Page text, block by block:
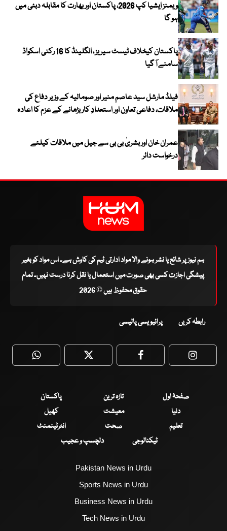
ویمنز ایشیا کپ 2026، پاکستان اور بھارت کا مقابلہ دبئی میں
ہو گا
پاکستان کیخلاف ٹیسٹ سیریز ، انگلینڈ کا 16 رکنی اسکواڈ
سامنے آ گیا
فیلڈ مارشل سید عاصم منیر اور صومالیہ کے وزیر دفاع کی
ملاقات، دفاعی تعاون اور استعدادِ کار بڑھانے کے عزم کا اعادہ
عمران خان اور بشریٰ بی بی سے جیل میں ملاقات کیلئے
درخواست دائر
ہم نیوز پر شائع یا نشر ہونے والا مواد ادارتی ٹیم کی کاوش ہے۔ اس مواد کو بغیر
پیشگی اجازت کسی بھی صورت میں استعمال یا نقل کرنا درست نہیں۔ تمام
حقوق محفوظ ہیں © 2026
رابطہ کریں پرائیویسی پالیسی
WhatsApp Twitter Facebook
صفحۂ اول تازہ ترین
پاکستان
دنیا
معیشت
کھیل
تعلیم
صحت
انٹرٹینمنٹ
ٹیکنالوجی
دلچسپ و عجیب
Pakistan News in Urdu
Sports News in Urdu
Business News in Urdu
Tech News in Urdu